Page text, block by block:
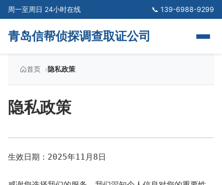
周一至周日 24小时在线 📞 139-6988-9299
青岛信帮侦探调查取证公司
首页 ›隐私政策
隐私政策
生效日期：2025年11月8日